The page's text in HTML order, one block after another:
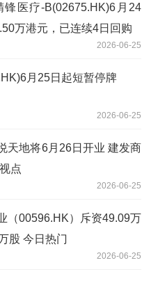
医疗-B(02675.HK)6月24
万港元，已连续4日回购
2026-06-25
月25日起短暂停牌
2026-06-25
天地将6月26日开业 建发商
点
2026-06-25
（00596.HK）斥资49.09万
股 今日热门
2026-06-25